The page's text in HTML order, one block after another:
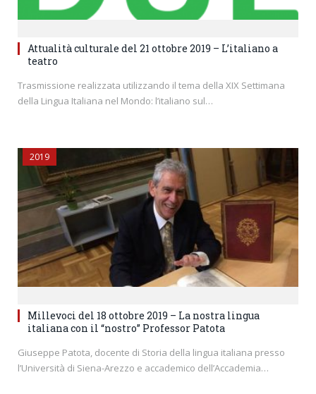
Attualità culturale del 21 ottobre 2019 – L’italiano a
teatro
Trasmissione realizzata utilizzando il tema della XIX Settimana
della Lingua Italiana nel Mondo: l’italiano sul…
2019
Millevoci del 18 ottobre 2019 – La nostra lingua
italiana con il “nostro” Professor Patota
Giuseppe Patota, docente di Storia della lingua italiana presso
l’Università di Siena-Arezzo e accademico dell’Accademia…